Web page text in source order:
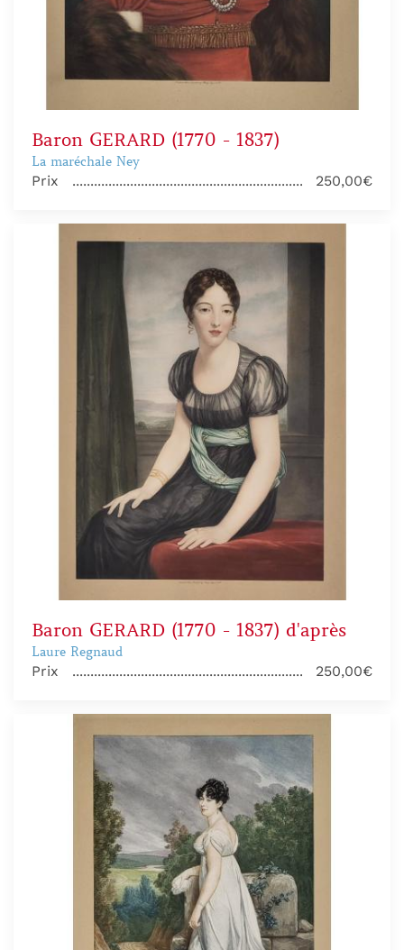
Baron GERARD (1770 - 1837)
La maréchale Ney
Prix 250,00€
Baron GERARD (1770 - 1837) d'après
Laure Regnaud
Prix 250,00€